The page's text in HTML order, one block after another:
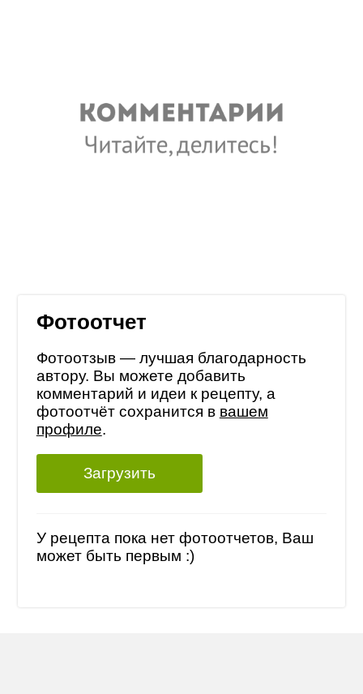
Фотоотчет
Фотоотзыв — лучшая благодарность
автору. Вы можете добавить
комментарий и идеи к рецепту, а
фотоотчёт сохранится в вашем
профиле.
Загрузить
У рецепта пока нет фотоотчетов, Ваш
может быть первым :)